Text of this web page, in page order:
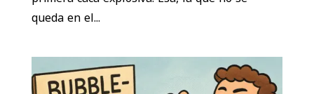
queda en el...